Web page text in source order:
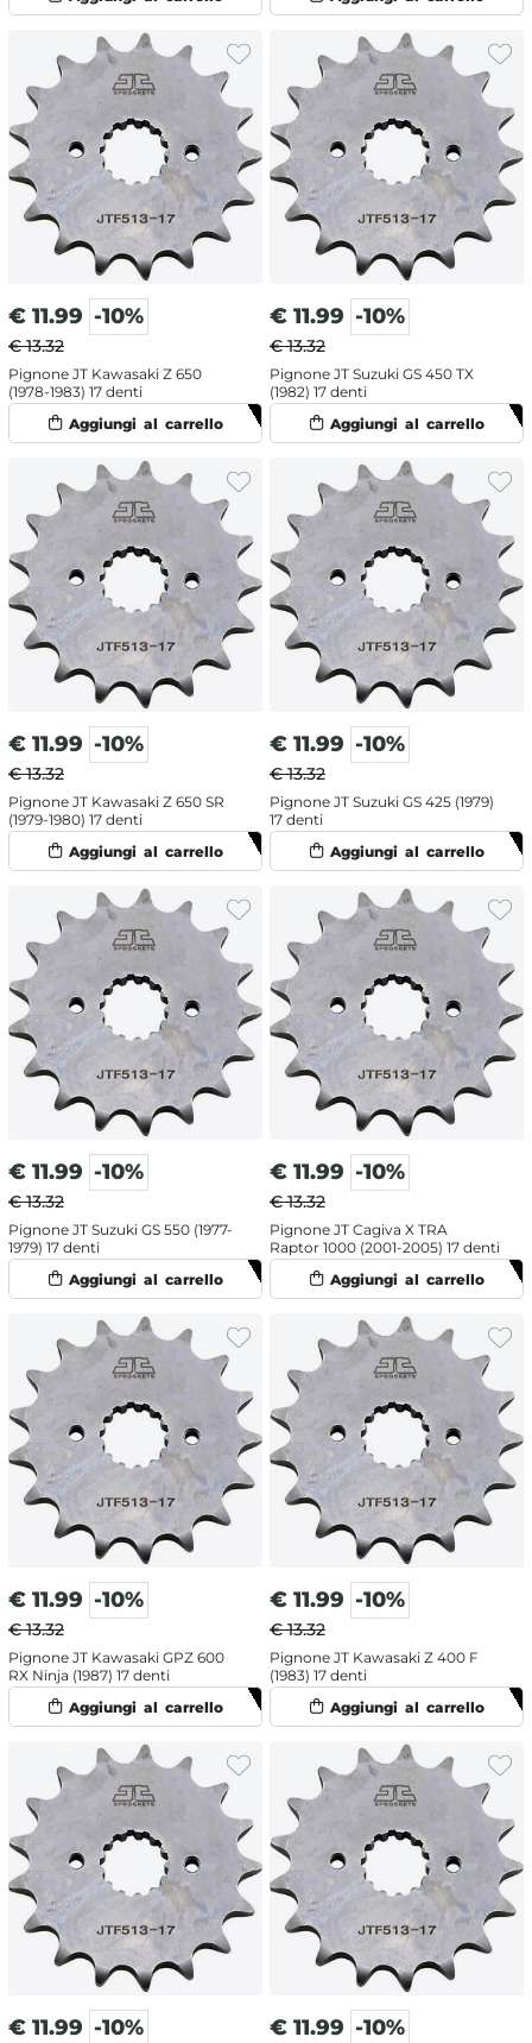
€ 11.99 -10%
€ 13.32
Pignone JT Kawasaki Z 650
(1978-1983) 17 denti
€ 11.99 -10%
€ 13.32
Pignone JT Suzuki GS 450 TX
(1982) 17 denti
€ 11.99 -10%
€ 13.32
Pignone JT Kawasaki Z 650 SR
(1979-1980) 17 denti
€ 11.99 -10%
€ 13.32
Pignone JT Suzuki GS 425 (1979)
17 denti
€ 11.99 -10%
€ 13.32
Pignone JT Suzuki GS 550 (1977-
1979) 17 denti
€ 11.99 -10%
€ 13.32
Pignone JT Cagiva X TRA
Raptor 1000 (2001-2005) 17 denti
€ 11.99 -10%
€ 13.32
Pignone JT Kawasaki GPZ 600
RX Ninja (1987) 17 denti
€ 11.99 -10%
€ 13.32
Pignone JT Kawasaki Z 400 F
(1983) 17 denti
€ 11.99 -10% € 11.99 -10%